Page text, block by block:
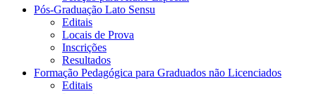
Pós-Graduação Lato Sensu
Editais
Locais de Prova
Inscrições
Resultados
Formação Pedagógica para Graduados não Licenciados
Editais